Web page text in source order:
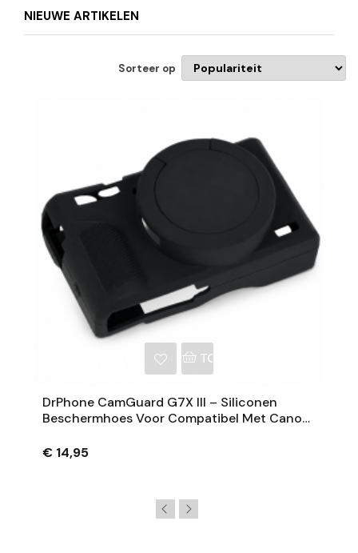
NIEUWE ARTIKELEN
Sorteer op
TOEVOEGEN AAN
DrPhone CamGuard G7X III – Siliconen
Beschermhoes Voor Compatibel Met Canon
€ 14,95